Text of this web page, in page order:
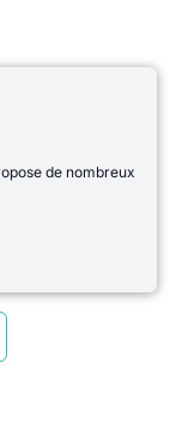
de nombreux